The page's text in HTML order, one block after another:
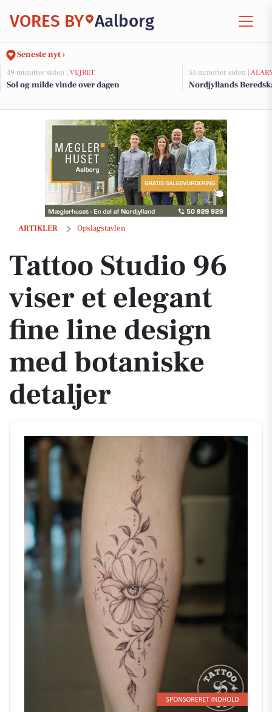
VORES BY Aalborg
Seneste nyt ›
49 minutter siden | VEJRET
Sol og milde vinde over dagen
55 minutter siden |
Nordjyllands
ARTIKLER Opslagstavlen
Tattoo Studio 96 viser et elegant fine line design med botaniske
Tattoo Studio 96
viser et elegant
fine line design
med botaniske
detaljer